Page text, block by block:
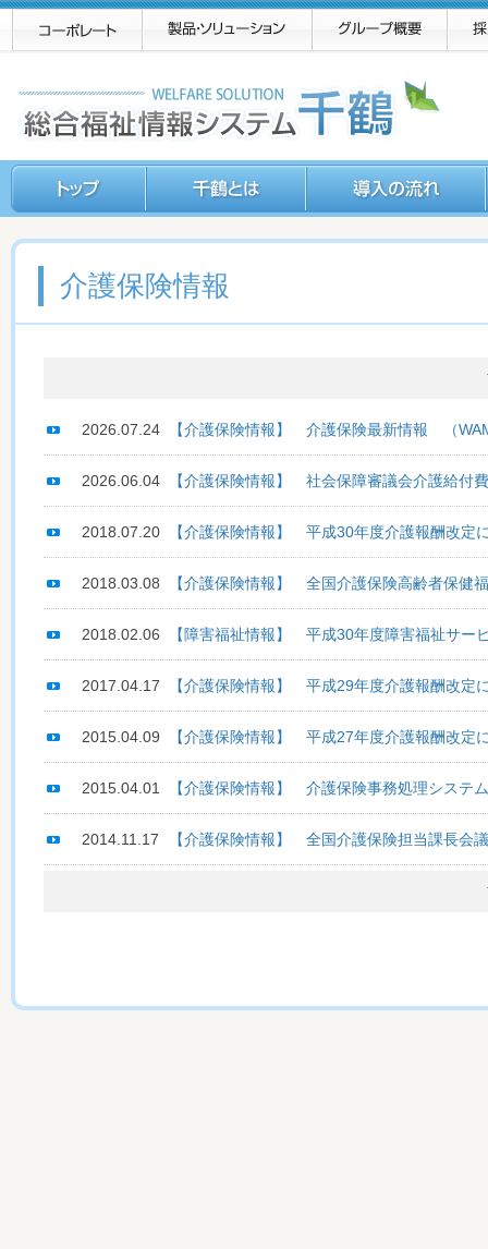
介護保険情報
2026.07.24 【介護保険情報】 介護保険最新情報 （
2026.06.04 【介護保険情報】 社会保障審議会介護給付
2018.07.20 【介護保険情報】 平成30年度介護報酬改定
2018.03.08 【介護保険情報】 全国介護保険高齢者保健
2018.02.06 【障害福祉情報】 平成30年度障害福祉サー
2017.04.17 【介護保険情報】 平成29年度介護報酬改定
2015.04.09 【介護保険情報】 平成27年度介護報酬改定
2015.04.01 【介護保険情報】 介護保険事務処理システ
2014.11.17 【介護保険情報】 全国介護保険担当課長会